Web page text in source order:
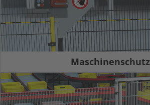
Maschinenschutz